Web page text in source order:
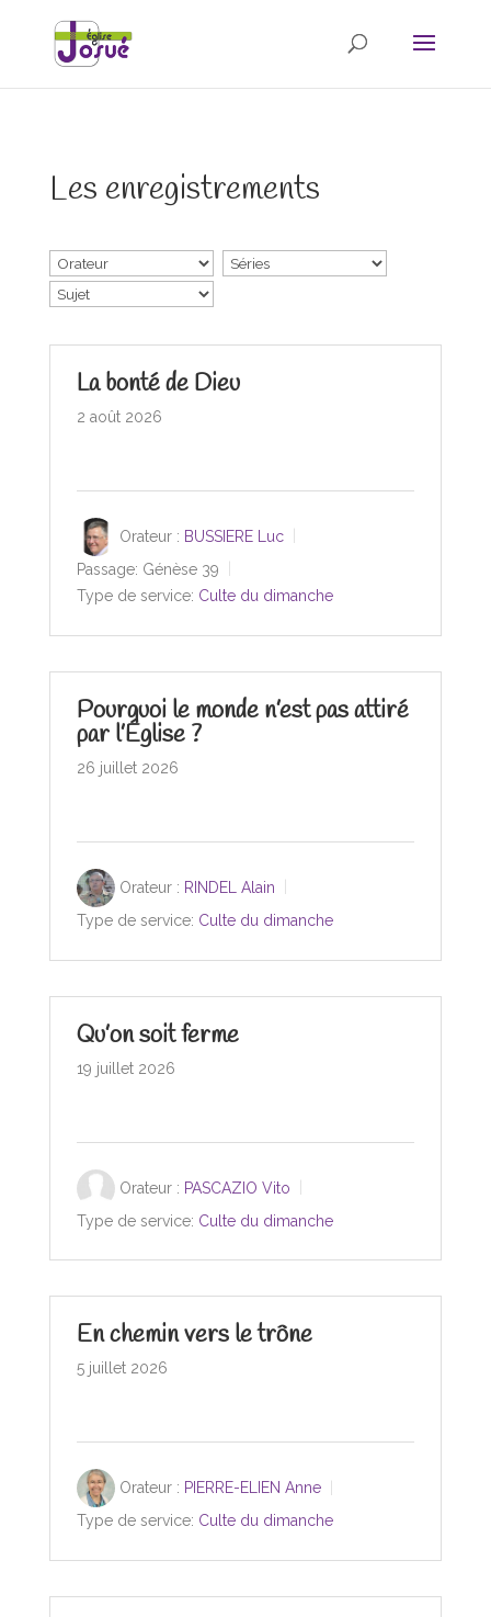
Les enregistrements
La bonté de Dieu
2 août 2026
Orateur : BUSSIERE Luc
Passage: Génèse 39
Type de service: Culte du dimanche
Pourquoi le monde n’est pas attiré
par l’Église ?
26 juillet 2026
Orateur : RINDEL Alain
Type de service: Culte du dimanche
Qu’on soit ferme
19 juillet 2026
Orateur : PASCAZIO Vito
Type de service: Culte du dimanche
En chemin vers le trône
5 juillet 2026
Orateur : PIERRE-ELIEN Anne
Type de service: Culte du dimanche